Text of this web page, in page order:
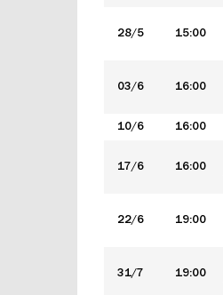
28/5 15:00
03/6 16:00
10/6 16:00
17/6 16:00
22/6 19:00
31/7 19:00